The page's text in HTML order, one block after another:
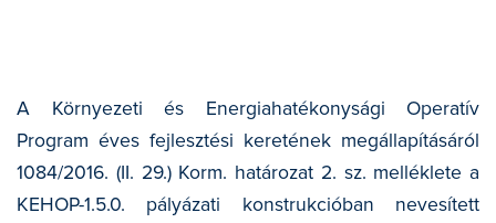
PROJEKTEK
FELNŐTTKÉPZÉS
A Környezeti és Energiahatékonysági Operatív
Program éves fejlesztési keretének megállapításáról
1084/2016. (II. 29.) Korm. határozat 2. sz. melléklete a
KEHOP-1.5.0. pályázati konstrukcióban nevesített